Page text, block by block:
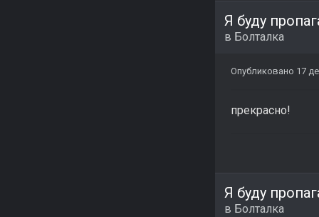
Я буду
в Болталка
Опубликовано 17
прекрасно!
Я буду
в Болталка